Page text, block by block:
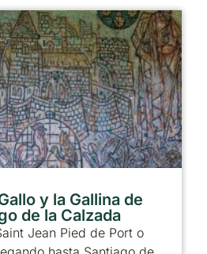
y la Gallina de
de la Calzada
Jean Pied de Port o